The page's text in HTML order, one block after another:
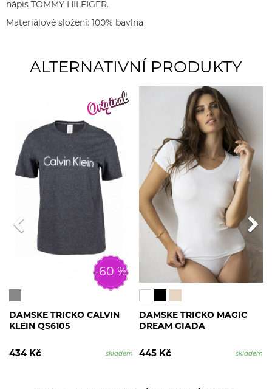
nápis TOMMY HILFIGER.
Materiálové složení: 100% bavlna
ALTERNATIVNÍ PRODUKTY
-60 %
DÁMSKÉ TRIČKO CALVIN
KLEIN QS6105
434 Kč skladem
DÁMSKÉ TRIČKO MAGIC
DREAM GIADA
445 Kč skladem